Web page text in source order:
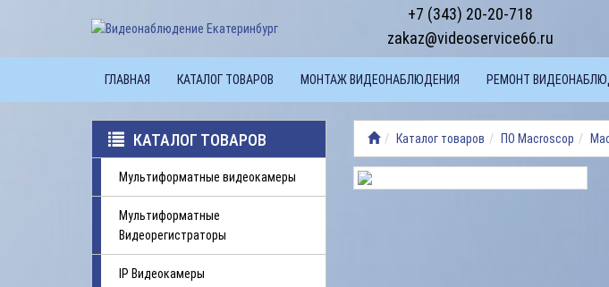
+7 (343) 20-20-718
zakaz@videoservice66.ru
ГЛАВНАЯ КАТАЛОГ ТОВАРОВ МОНТАЖ ВИДЕОНАБЛЮДЕНИЯ РЕМОНТ
КАТАЛОГ ТОВАРОВ
Мультиформатные видеокамеры
Мультиформатные
Видеорегистраторы
IP Видеокамеры
Каталог товаров ПО Macroscop